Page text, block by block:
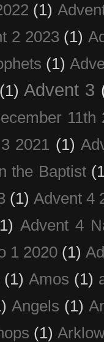
(1)
2 2023 (1)
(1)
(1) Advent 3
11th
2021 (1)
the Baptist
(1) Advent 4
Advent 4
1 2020 (1)
(1) Amos (1)
Angels (1)
(1)